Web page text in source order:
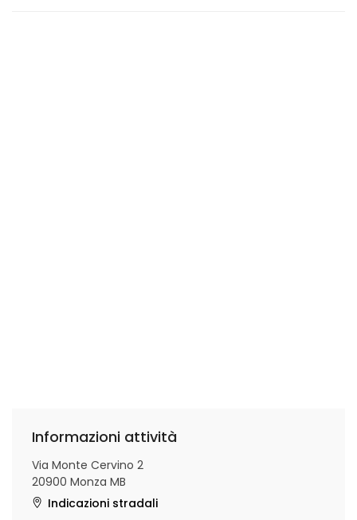
Informazioni attività
Via Monte Cervino 2
20900 Monza MB
Indicazioni stradali